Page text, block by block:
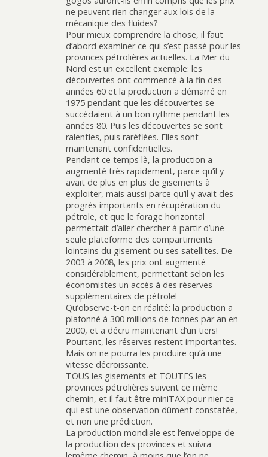
ne peuvent rien changer aux lois de la
mécanique des fluides?
Pour mieux comprendre la chose, il faut
d’abord examiner ce qui s’est passé pour les
provinces pétrolières actuelles. La Mer du
Nord est un excellent exemple: les
découvertes ont commencé à la fin des
années 60 et la production a démarré en
1975 pendant que les découvertes se
succédaient à un bon rythme pendant les
années 80. Puis les découvertes se sont
ralenties, puis raréfiées. Elles sont
maintenant confidentielles.
Pendant ce temps là, la production a
augmenté très rapidement, parce qu’il y
avait de plus en plus de gisements à
exploiter, mais aussi parce qu’il y avait des
progrès importants en récupération du
pétrole, et que le forage horizontal
permettait d’aller chercher à partir d’une
seule plateforme des compartiments
lointains du gisement ou ses satellites. De
2003 à 2008, les prix ont augmenté
considérablement, permettant selon les
économistes un accès à des réserves
supplémentaires de pétrole!
Qu’observe-t-on en réalité: la production a
plafonné à 300 millions de tonnes par an en
2000, et a décru maintenant d’un tiers!
Pourtant, les réserves restent importantes.
Mais on ne pourra les produire qu’à une
vitesse décroissante.
TOUS les gisements et TOUTES les
provinces pétrolières suivent ce même
chemin, et il faut être miniTAX pour nier ce
qui est une observation dûment constatée,
et non une prédiction.
La production mondiale est l’enveloppe de
la production des provinces et suivra